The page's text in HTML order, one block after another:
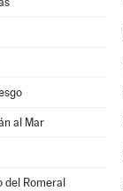
al Mar
del Romeral